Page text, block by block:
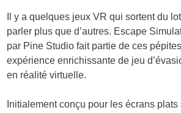
Il y a quelques jeux VR qui sortent du
parler plus que d’autres. Escape
par Pine Studio fait partie de ces
expérience enrichissante de jeu
en réalité virtuelle.
Initialement conçu pour les écrans